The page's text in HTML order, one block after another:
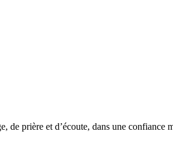
de prière et d’écoute, dans une confiance